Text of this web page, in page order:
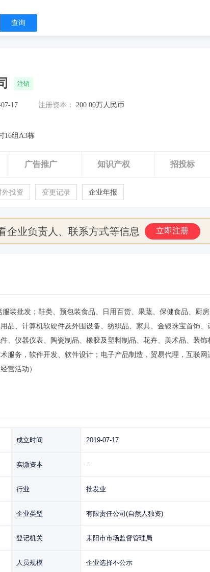
查询
注销
17 注册资本： 200.00万人民币
16组A3栋
广告推广 知识产权 招投标
外投资 变更记录 企业年报
企业负责人、联系方式等信息 立即注册
装批发；鞋类、预包装食品、日用百货、果蔬、保健食品、厨
品、计算机软硬件及外围设备、纺织品、家具、金银珠宝首饰、
、仪器仪表、陶瓷制品、橡胶及塑料制品、花卉、美术品、装饰
服务，软件开发、软件设计；电子产品制造，贸易代理，互联网
营活动）
成立时间 2019-07-17
实缴资本 -
行业 批发业
企业类型 有限责任公司(自然人独资)
登记机关 耒阳市市场监督管理局
人员规模 企业选择不公示